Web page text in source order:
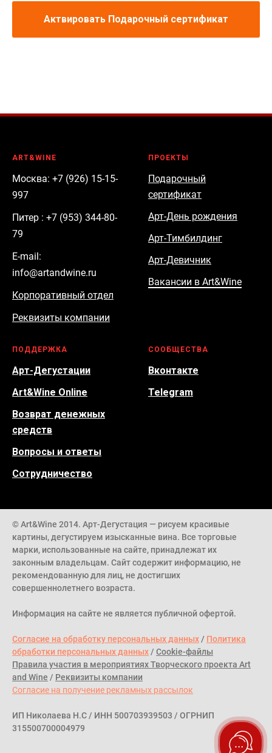
Актвировать Подарочный сертификат
ART&WINE
Москва: +7 (926) 15-15-
997
Питер : +7 (953) 344-80-
79
E-mail:
info@artandwine.ru
Корпоративный отдел
Реквизиты компании
ПРОЕКТЫ
Подарочный
сертификат
Арт-День рождения
Арт-Тимбилдинг
Арт-Девичник
Вакансии в Art&Wine
ПОДДЕРЖКА
Арт-Дегустации
Art&Wine Online
Возврат денежных
средств
Вопросы и ответы
Сотрудничество
СООБЩЕСТВА
Вконтакте
Telegram
© Art&Wine 2014. Арт-Дегустация — рисуем красивые
картины, дегустируем изысканные вина. Все торговые
марки, использованные на сайте, принадлежат их
законным владельцам. Сайт содержит информацию, не
рекомендованную для лиц, не достигших
совершеннолетнего возраста.
Информация на сайте не является публичной офертой.
Согласие на обработку персональных данных / Политика
обработки персональных данных / Cookie-файлы
Правила участия в мероприятиях Творческого проекта Art
and Wine / Реквизиты компании
Согласие на получение рекламных рассылок
ИП Николаева Н.С / ИНН 500703939503 / ОГРНИП
315500700004979